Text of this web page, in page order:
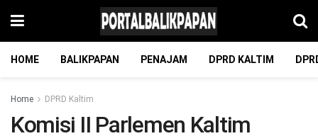
HOME BALIKPAPAN PENAJAM DPRD KALTIM
Home DPRD Kaltim
Komisi II Parlemen Kaltim